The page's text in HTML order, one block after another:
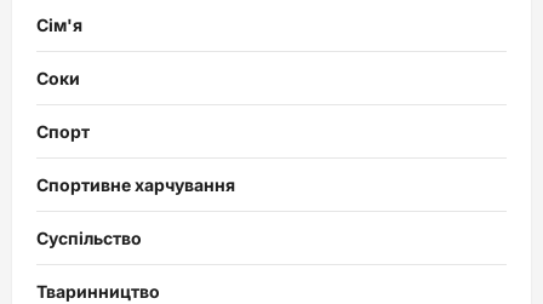
Сім'я
Соки
Спорт
Спортивне харчування
Суспільство
Тваринництво